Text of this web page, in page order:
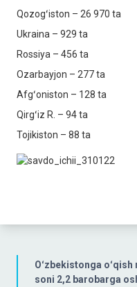
Oʻzbekistonga
soni 2,2 barobarga
Qozogʻiston – 26 970 ta
Ukraina – 929 ta
Rossiya – 456 ta
Ozarbayjon – 277 ta
Afgʻoniston – 128 ta
Qirgʻiz R. – 94 ta
Tojikiston – 88 ta